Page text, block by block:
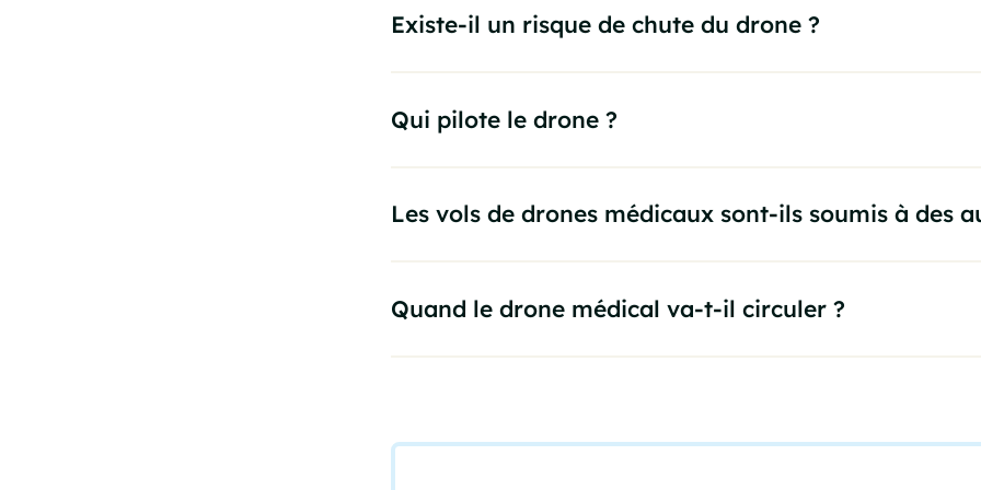
Existe-il un risque de chute du drone ?
Qui pilote le drone ?
Les vols de drones médicaux sont-ils soumis à des
Quand le drone médical va-t-il circuler ?